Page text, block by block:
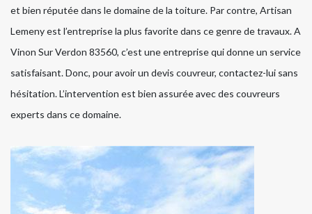
et bien réputée dans le domaine de la toiture. Par contre, Artisan
Lemeny est l’entreprise la plus favorite dans ce genre de travaux. A
Vinon Sur Verdon 83560, c’est une entreprise qui donne un service
satisfaisant. Donc, pour avoir un devis couvreur, contactez-lui sans
hésitation. L’intervention est bien assurée avec des couvreurs
experts dans ce domaine.